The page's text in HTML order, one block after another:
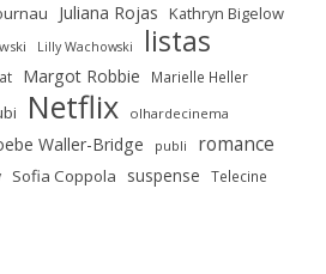
Juliana Rojas Kathryn Bigelow
Lilly Wachowski listas
Margot Robbie Marielle Heller
Netflix olhardecinema
Waller-Bridge publi romance
Sofia Coppola suspense Telecine